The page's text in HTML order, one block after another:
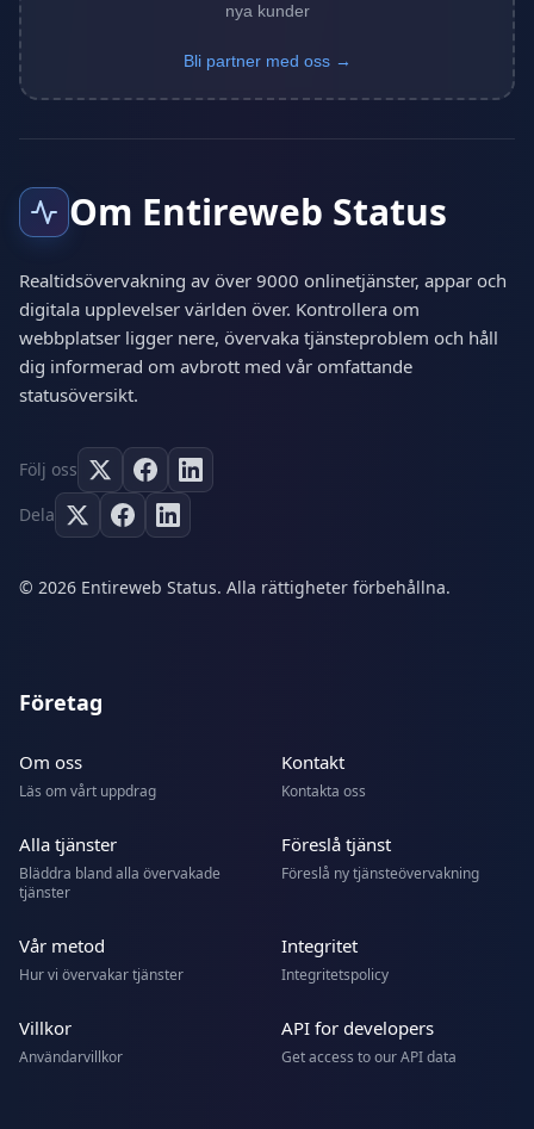
nya kunder
Bli partner med oss →
Om Entireweb Status
Realtidsövervakning av över 9000 onlinetjänster, appar och
digitala upplevelser världen över. Kontrollera om
webbplatser ligger nere, övervaka tjänsteproblem och håll
dig informerad om avbrott med vår omfattande
statusöversikt.
Följ oss
Dela
© 2026 Entireweb Status. Alla rättigheter förbehållna.
Företag
Om oss
Läs om vårt uppdrag
Kontakt
Kontakta oss
Alla tjänster
Bläddra bland alla övervakade
tjänster
Föreslå tjänst
Föreslå ny tjänsteövervakning
Vår metod
Hur vi övervakar tjänster
Integritet
Integritetspolicy
Villkor
Användarvillkor
API for developers
Get access to our API data